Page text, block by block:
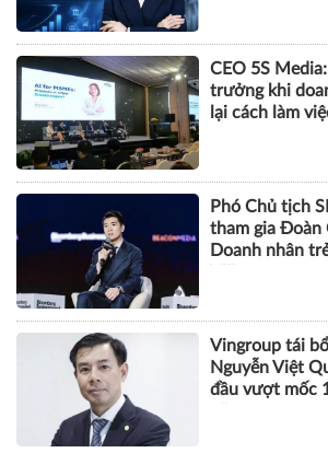
NHÂN VẬT
Bà Phạm Thị
bổ nhiệm làm
Eximbank
CEO 5S
trưởng khi
lại cách làm
Phó Chủ tịch
tham gia Đoàn
Doanh nhân